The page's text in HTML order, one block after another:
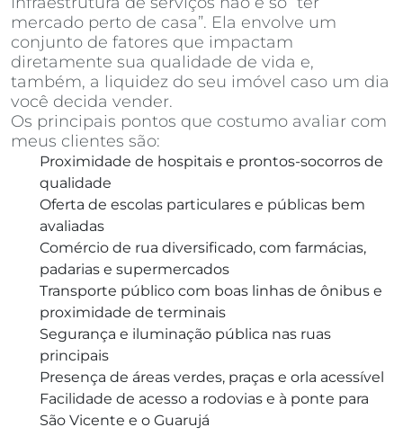
mercado perto de casa”. Ela envolve um
conjunto de fatores que impactam
diretamente sua qualidade de vida e,
também, a liquidez do seu imóvel caso um dia
você decida vender.
Os principais pontos que costumo avaliar com
meus clientes são:
Proximidade de hospitais e prontos-socorros de
qualidade
Oferta de escolas particulares e públicas bem
avaliadas
Comércio de rua diversificado, com farmácias,
padarias e supermercados
Transporte público com boas linhas de ônibus e
proximidade de terminais
Segurança e iluminação pública nas ruas
principais
Presença de áreas verdes, praças e orla acessível
Facilidade de acesso a rodovias e à ponte para
São Vicente e o Guarujá